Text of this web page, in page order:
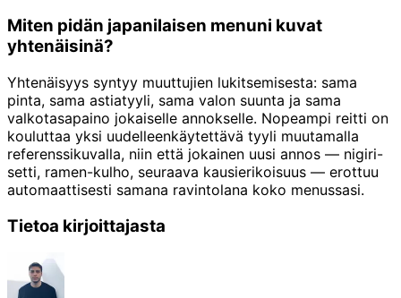
Miten pidän japanilaisen menuni kuvat
yhtenäisinä?
Yhtenäisyys syntyy muuttujien lukitsemisesta: sama
pinta, sama astiatyyli, sama valon suunta ja sama
valkotasapaino jokaiselle annokselle. Nopeampi reitti on
kouluttaa yksi uudelleenkäytettävä tyyli muutamalla
referenssikuvalla, niin että jokainen uusi annos — nigiri-
setti, ramen-kulho, seuraava kausierikoisuus — erottuu
automaattisesti samana ravintolana koko menussasi.
Tietoa kirjoittajasta